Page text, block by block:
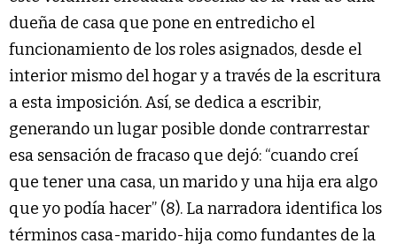
dueña de casa que pone en entredicho el
funcionamiento de los roles asignados, desde el
interior mismo del hogar y a través de la escritura
a esta imposición. Así, se dedica a escribir,
generando un lugar posible donde contrarrestar
esa sensación de fracaso que dejó: “cuando creí
que tener una casa, un marido y una hija era algo
que yo podía hacer” (8). La narradora identifica los
términos casa-marido-hija como fundantes de la